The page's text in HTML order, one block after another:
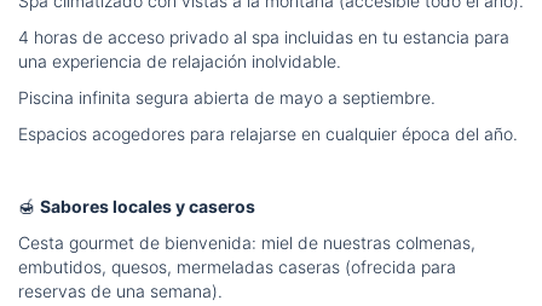
4 horas de acceso privado al spa incluidas en tu estancia para
una experiencia de relajación inolvidable.
Piscina infinita segura abierta de mayo a septiembre.
Espacios acogedores para relajarse en cualquier época del año.
🍯 Sabores locales y caseros
Cesta gourmet de bienvenida: miel de nuestras colmenas,
embutidos, quesos, mermeladas caseras (ofrecida para
reservas de una semana).